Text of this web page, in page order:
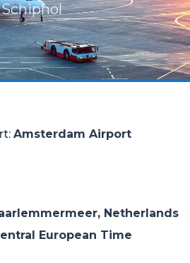
Schiphol
: Amsterdam Airport
Netherlands
European Time